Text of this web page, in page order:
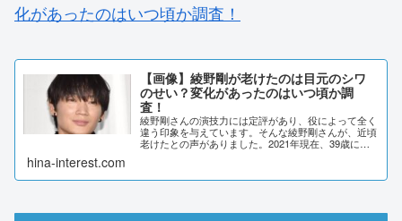
化があったのはいつ頃か調査！
【画像】綾野剛が老けたのは目元のシワ
のせい？変化があったのはいつ頃か調
査！
綾野剛さんの演技力には定評があり、役によって全く
違う印象を与えています。そんな綾野剛さんが、近頃
老けたとの声がありました。2021年現在、39歳にな
り年相応にも思えますが…。いつ頃から変化があった
hina-interest.com